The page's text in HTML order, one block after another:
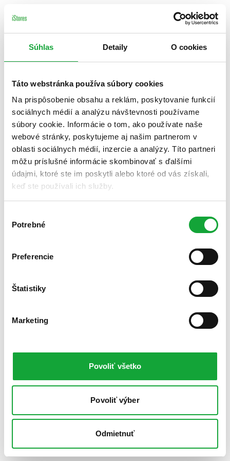
Súhlas Detaily O cookies
Táto webstránka používa súbory cookies
Na prispôsobenie obsahu a reklám, poskytovanie funkcií
sociálnych médií a analýzu návštevnosti používame
súbory cookie. Informácie o tom, ako používate naše
webové stránky, poskytujeme aj našim partnerom v
oblasti sociálnych médií, inzercie a analýzy. Títo partneri
môžu príslušné informácie skombinovať s ďalšími
údajmi, ktoré ste im poskytli alebo ktoré od vás získali,
keď ste používali ich služby.
súhlasu
Potrebné
Preferencie
Štatistiky
Marketing
Povoliť všetko
Povoliť výber
Odmietnuť